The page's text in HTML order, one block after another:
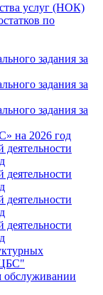
услуг (НОК)
по
задания за
задания за
задания за
на 2026 год
обслуживании